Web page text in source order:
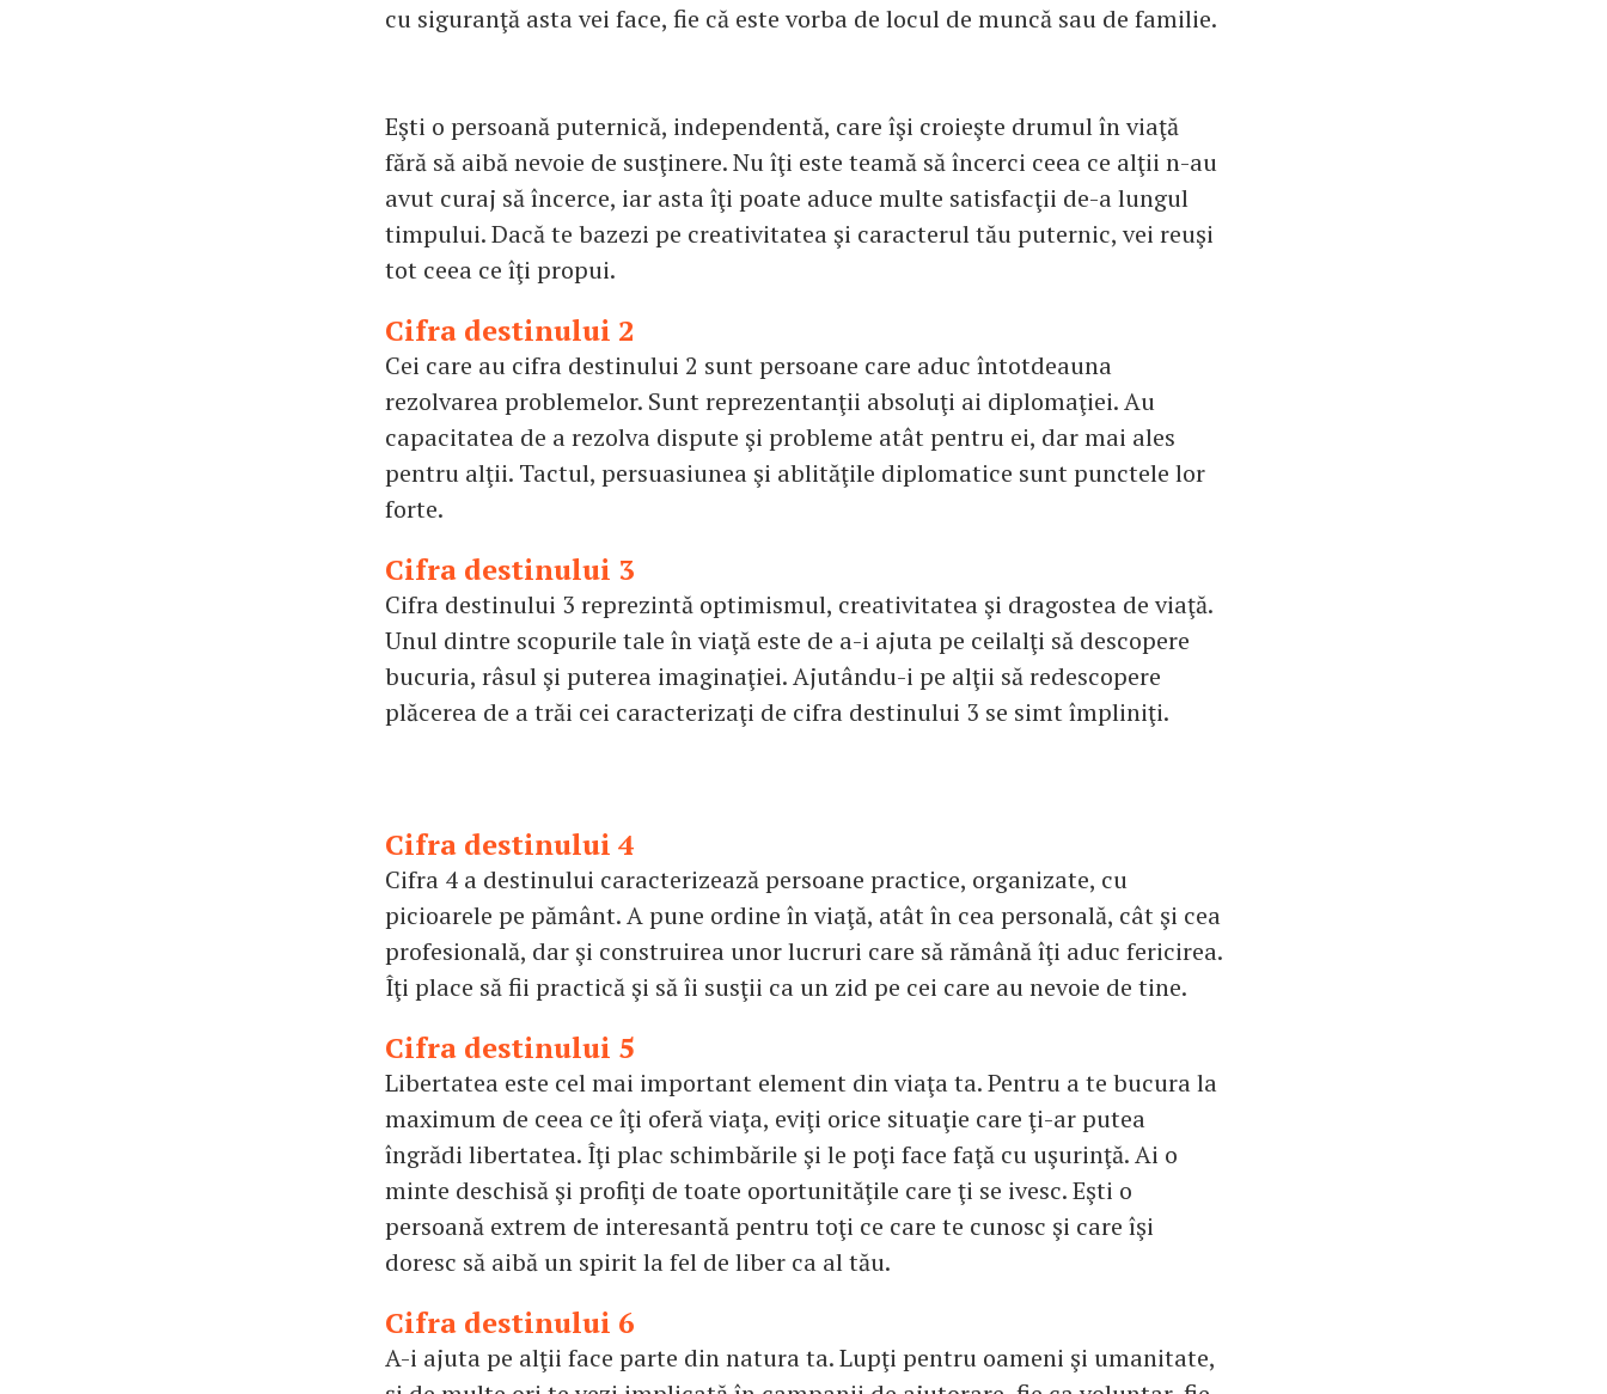
cu siguranţă asta vei face, fie că este vorba de locul de muncă sau de familie.
Eşti o persoană puternică, independentă, care îşi croieşte drumul în viaţă
fără să aibă nevoie de susţinere. Nu îţi este teamă să încerci ceea ce alţii n-au
avut curaj să încerce, iar asta îţi poate aduce multe satisfacţii de-a lungul
timpului. Dacă te bazezi pe creativitatea şi caracterul tău puternic, vei reuşi
tot ceea ce îţi propui.
Cifra destinului 2
Cei care au cifra destinului 2 sunt persoane care aduc întotdeauna
rezolvarea problemelor. Sunt reprezentanţii absoluţi ai diplomaţiei. Au
capacitatea de a rezolva dispute şi probleme atât pentru ei, dar mai ales
pentru alţii. Tactul, persuasiunea şi ablităţile diplomatice sunt punctele lor
forte.
Cifra destinului 3
Cifra destinului 3 reprezintă optimismul, creativitatea şi dragostea de viaţă.
Unul dintre scopurile tale în viaţă este de a-i ajuta pe ceilalţi să descopere
bucuria, râsul şi puterea imaginaţiei. Ajutându-i pe alţii să redescopere
plăcerea de a trăi cei caracterizaţi de cifra destinului 3 se simt împliniţi.
Cifra destinului 4
Cifra 4 a destinului caracterizează persoane practice, organizate, cu
picioarele pe pământ. A pune ordine în viaţă, atât în cea personală, cât şi cea
profesională, dar şi construirea unor lucruri care să rămână îţi aduc fericirea.
Îţi place să fii practică şi să îi susţii ca un zid pe cei care au nevoie de tine.
Cifra destinului 5
Libertatea este cel mai important element din viaţa ta. Pentru a te bucura la
maximum de ceea ce îţi oferă viaţa, eviţi orice situaţie care ţi-ar putea
îngrădi libertatea. Îţi plac schimbările şi le poţi face faţă cu uşurinţă. Ai o
minte deschisă şi profiţi de toate oportunităţile care ţi se ivesc. Eşti o
persoană extrem de interesantă pentru toţi ce care te cunosc şi care îşi
doresc să aibă un spirit la fel de liber ca al tău.
Cifra destinului 6
A-i ajuta pe alţii face parte din natura ta. Lupţi pentru oameni şi umanitate,